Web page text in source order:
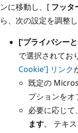
ンに移動し、[ フッタ
ら、次の設定を調整し
['プライバシー
で選択されてお
Cookie'] リンク
既定の
プションをオ
必要に応じて
ます。 テキ